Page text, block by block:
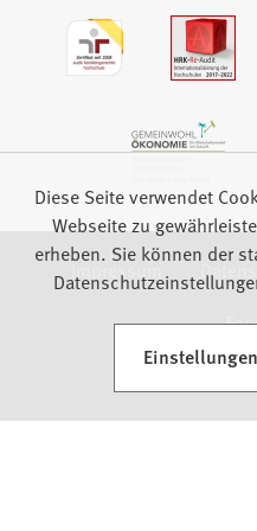
Impressum
Diese Seite verwendet
Webseite zu
erheben. Sie können der
Einstellungen
(Öffnet in einem neuen Tab)